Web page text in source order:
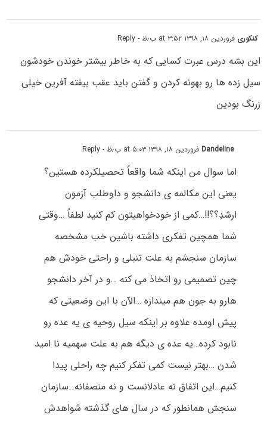
کنکوری فروردین ۱۸, ۱۳۹۸ at ۳:۵۲ ب٫ظ - Reply
این بشه درس عبرت کسایی که به خاطر بیشتر خوندن خودشون
سیل زده ها رو بهونه کردن و گفتن باید عقب بیفته آفرین خیلی
زرنگ بودین
Dandelineفروردین ۱۸, ۱۳۹۸ at ۵:۰۳ ب٫ظ - Reply
اما سوال من اینکه شما واقعاً تحصیلکرده هستین؟
یعنی این مکالمه ی دانشجو و داوطلب آزمون
ارشدِ؟؟!!…کمی از خودخواهیتون کم کنید لطفاً …وقتی
شما همچین تفکری داشته باشین خب مشخصه
سازمان سنجشم به علت تنبلی و راحتی خودش هم
چین تصمیمی رو اتخاذ می کنه …و در آخر دانشجو
هارو به جون هم میندازه …الآن با این وضعیتی که
پیش اومده علاوه بر اینکه سیل روحیه ی یه عده رو
نابود کرده…یه عده ی دیگه هم به علت سهمیه نا امید
شدن …بهتر نیست کمی تفکر کنیم چه راحلی پیدا
کنیم…این اتفاق نه عادلانست و نه منصفانه..سازمان
سنجش همانطور که در سال های گذشته شواهدش